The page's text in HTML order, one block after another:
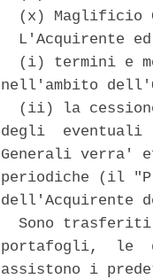
(x) Maglificio
L'Acquirente
(i) termini e
nell'ambito
(ii) la
degli
Generali verra'
periodiche (il
dell'Acquirente
Sono
portafogli,  le
assistono i